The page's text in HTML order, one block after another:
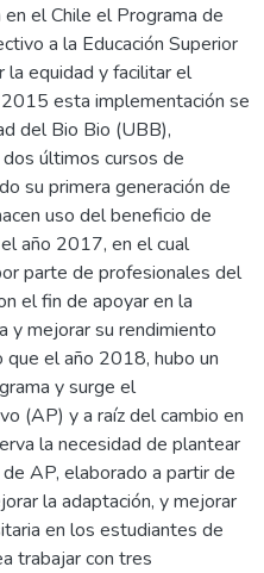
el Chile el Programa de
a la Educación Superior
la equidad y facilitar el
esta implementación se
del Bio Bio (UBB),
últimos cursos de
su primera generación de
uso del beneficio de
año 2017, en el cual
parte de profesionales del
el fin de apoyar en la
y mejorar su rendimiento
el año 2018, hubo un
y surge el
(AP) y a raíz del cambio en
la necesidad de plantear
AP, elaborado a partir de
la adaptación, y mejorar
en los estudiantes de
trabajar con tres